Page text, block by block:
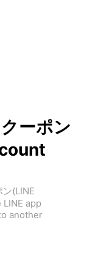
ーポン
(LINE
app
another